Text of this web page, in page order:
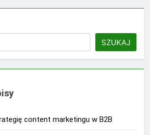
SZUKAJ
content marketingu w B2B